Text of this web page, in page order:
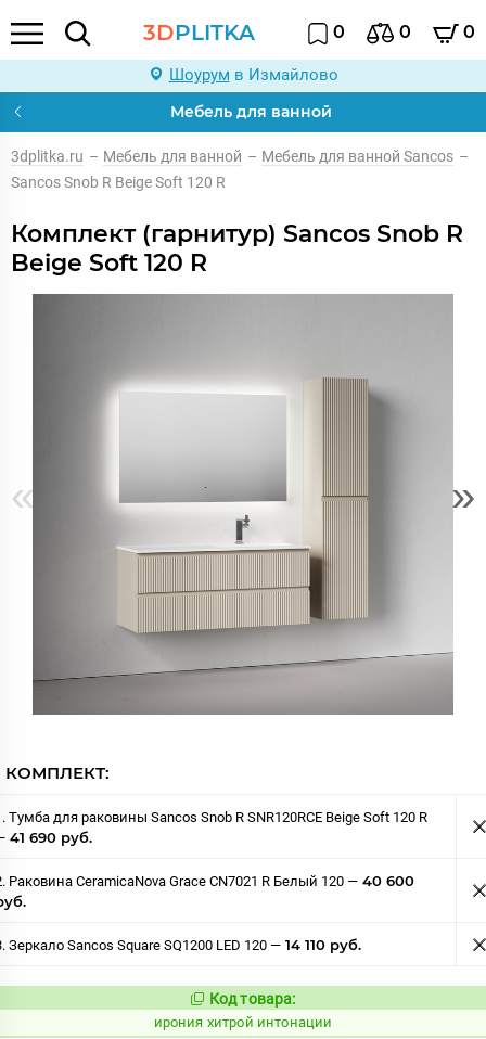
3DPLITKA 0 0 0
Шоурум в Измайлово
Мебель для ванной
3dplitka.ru – Мебель для ванной – Мебель для ванной Sancos –
Sancos Snob R Beige Soft 120 R
Комплект (гарнитур) Sancos Snob R
Beige Soft 120 R
« »
КОМПЛЕКТ:
Тумба для раковины Sancos Snob R SNR120RCE Beige Soft 120 R
41 690 руб.
Раковина CeramicaNova Grace CN7021 R Белый 120 — 40 600
Зеркало Sancos Square SQ1200 LED 120 — 14 110 руб.
Код:
1107783
Код товара:
ирония хитрой интонации